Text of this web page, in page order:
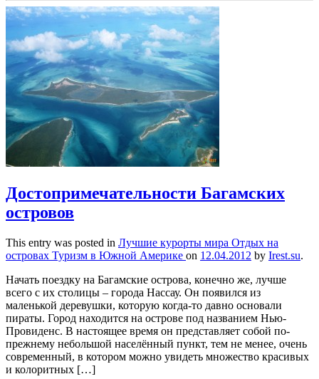
Достопримечательности Багамских
островов
This entry was posted in Лучшие курорты мира Отдых на
островах Туризм в Южной Америке on 12.04.2012 by Irest.su.
Начать поездку на Багамские острова, конечно же, лучше
всего с их столицы – города Нассау. Он появился из
маленькой деревушки, которую когда-то давно основали
пираты. Город находится на острове под названием Нью-
Провиденс. В настоящее время он представляет собой по-
прежнему небольшой населённый пункт, тем не менее, очень
современный, в котором можно увидеть множество красивых
и колоритных […]